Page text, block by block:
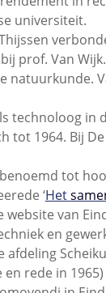
universiteit.
prof. Van
natuurkunde.
technoloog
tot 1964. Bij
tot
‘Het
website van
en
rede in